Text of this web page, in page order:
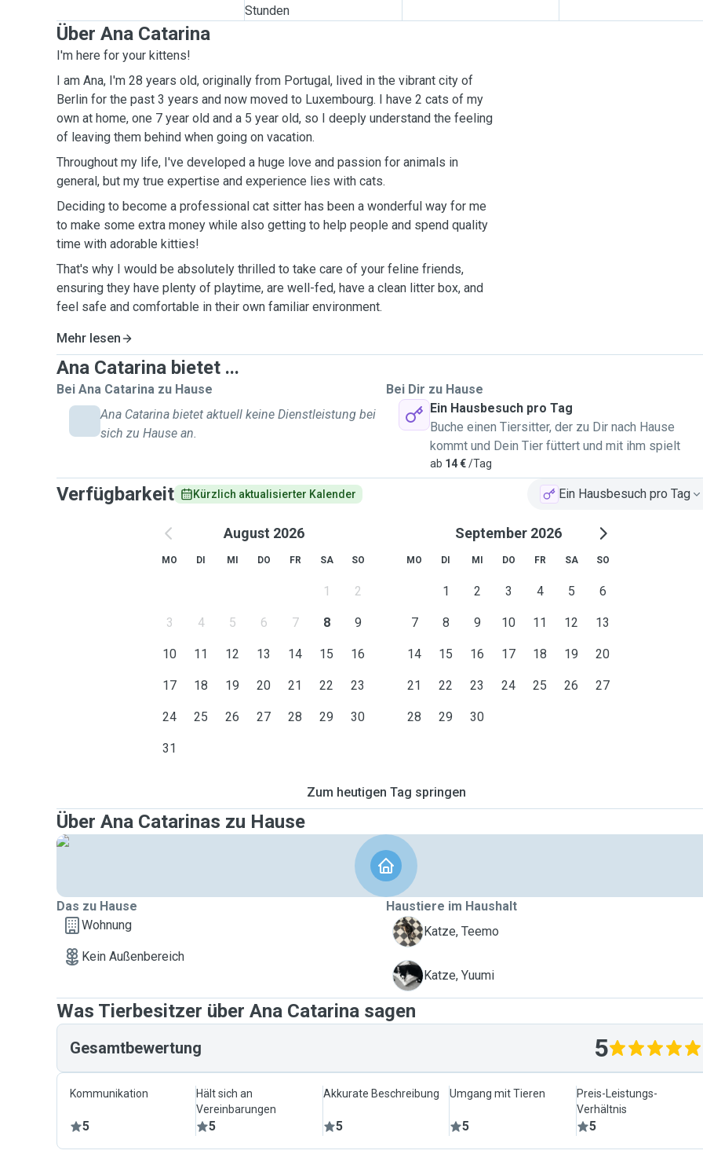
Stunden
Über Ana Catarina
I'm here for your kittens!
I am Ana, I'm 28 years old, originally from Portugal, lived in the vibrant city of
Berlin for the past 3 years and now moved to Luxembourg. I have 2 cats of my
own at home, one 7 year old and a 5 year old, so I deeply understand the feeling
of leaving them behind when going on vacation.
Throughout my life, I've developed a huge love and passion for animals in
general, but my true expertise and experience lies with cats.
Deciding to become a professional cat sitter has been a wonderful way for me
to make some extra money while also getting to help people and spend quality
time with adorable kitties!
That's why I would be absolutely thrilled to take care of your feline friends,
ensuring they have plenty of playtime, are well-fed, have a clean litter box, and
feel safe and comfortable in their own familiar environment.
Mehr lesen
Ana Catarina bietet ...
Bei Ana Catarina zu Hause
Ana Catarina bietet aktuell keine Dienstleistung bei
sich zu Hause an.
Bei Dir zu Hause
Ein Hausbesuch pro Tag
Buche einen Tiersitter, der zu Dir nach Hause
kommt und Dein Tier füttert und mit ihm spielt
ab 14 €/Tag
Verfügbarkeit Kürzlich aktualisierter Kalender Ein Hausbesuch pro Tag
August 2026
MO DI MI DO FR SA SO
1 2
3 4 5 6 7 8 9
10 11 12 13 14 15 16
17 18 19 20 21 22 23
24 25 26 27 28 29 30
31
September 2026
MO DI MI DO FR SA SO
1 2 3 4 5 6
7 8 9 10 11 12 13
14 15 16 17 18 19 20
21 22 23 24 25 26 27
28 29 30
Zum heutigen Tag springen
Über Ana Catarinas zu Hause
Das zu Hause
Wohnung
Kein Außenbereich
Haustiere im Haushalt
T
Katze, Teemo
Y Katze, Yuumi
Was Tierbesitzer über Ana Catarina sagen
Gesamtbewertung 5
Kommunikation
5
Hält sich an
Vereinbarungen
5
Akkurate Beschreibung
5
Umgang mit Tieren
5
Preis-Leistungs-
Verhältnis
5